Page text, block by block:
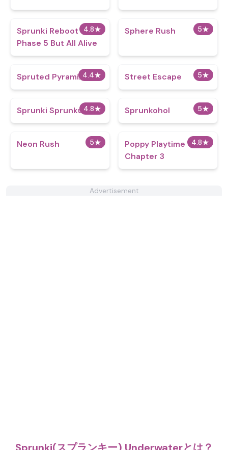
4.8★
Sprunki Reboot
Phase 5 But All Alive
5★
Sphere Rush
4.4★
Spruted Pyramix 5★
Street Escape
4.8★
Sprunki Sprunkus 5★
Sprunkohol
5★
Neon Rush 4.8★
Poppy Playtime
Chapter 3
Advertisement